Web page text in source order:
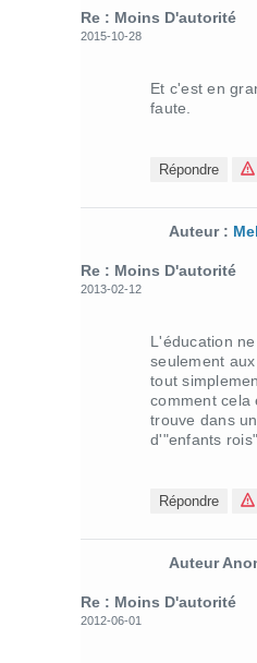
Re : Moins D'autorité
2015-10-28
Et c'est en
faute.
Répondre
Auteur :
Re : Moins D'autorité
2013-02-12
L'éducation
seulement
tout
comment cela
trouve dans
d'"enfants
Répondre
Auteur
Re : Moins D'autorité
2012-06-01